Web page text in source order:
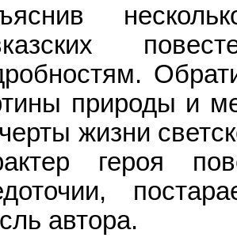
природы и
жизни
героя
автора.